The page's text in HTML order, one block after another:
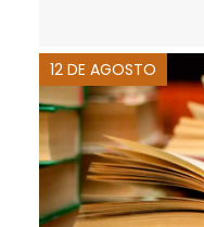
12 DE AGOSTO